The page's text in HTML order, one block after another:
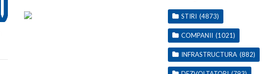
STIRI (4873)
COMPANII (1021)
INFRASTRUCTURA (882)